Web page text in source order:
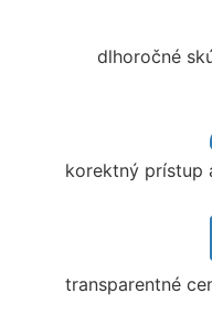
dlhoročné
korektný prístup
transparentné